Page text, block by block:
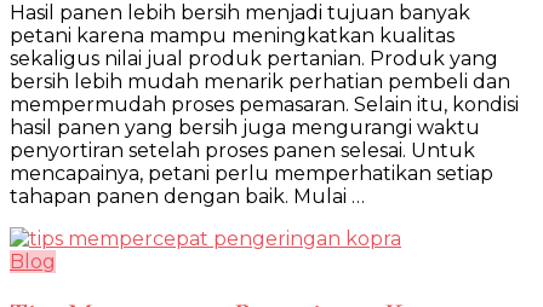
Mendapatkan
Hasil
Panen
Lebih
Bersih
agar
Nilai
Jual
Meningkat
Hasil panen lebih bersih menjadi tujuan banyak
petani karena mampu meningkatkan kualitas
sekaligus nilai jual produk pertanian. Produk yang
bersih lebih mudah menarik perhatian pembeli dan
mempermudah proses pemasaran. Selain itu, kondisi
hasil panen yang bersih juga mengurangi waktu
penyortiran setelah proses panen selesai. Untuk
mencapainya, petani perlu memperhatikan setiap
tahapan panen dengan baik. Mulai …
Blog